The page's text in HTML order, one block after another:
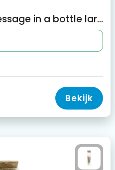
Tiny Treasurez® - Message in a bottle large
Bekijk